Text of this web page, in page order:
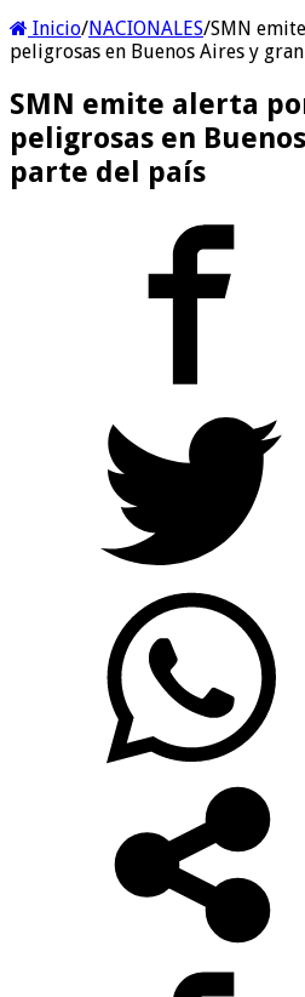
Inicio/NACIONALES/SMN
peligrosas en Buenos Aires y
SMN emite alerta
peligrosas en
parte del país